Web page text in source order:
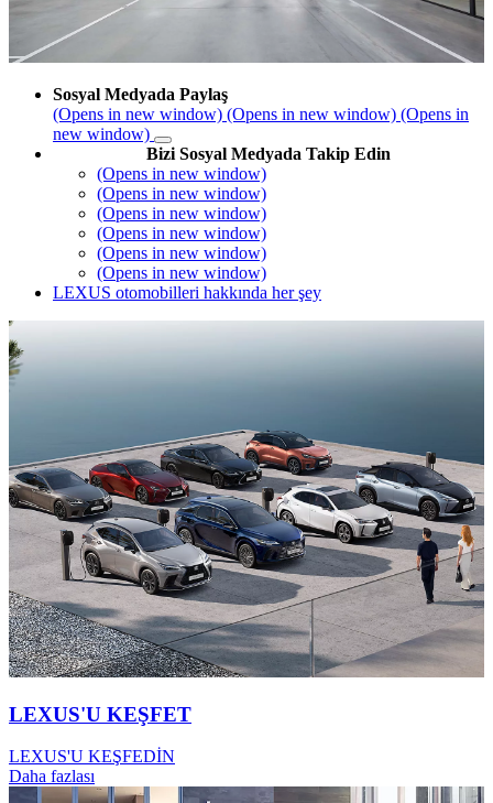
Sosyal Medyada Paylaş
(Opens in new window) (Opens in new window) (Opens in
new window)
Bizi Sosyal Medyada Takip Edin
(Opens in new window)
(Opens in new window)
(Opens in new window)
(Opens in new window)
(Opens in new window)
(Opens in new window)
LEXUS otomobilleri hakkında her şey
LEXUS'U KEŞFET
LEXUS'U KEŞFEDİN
Daha fazlası